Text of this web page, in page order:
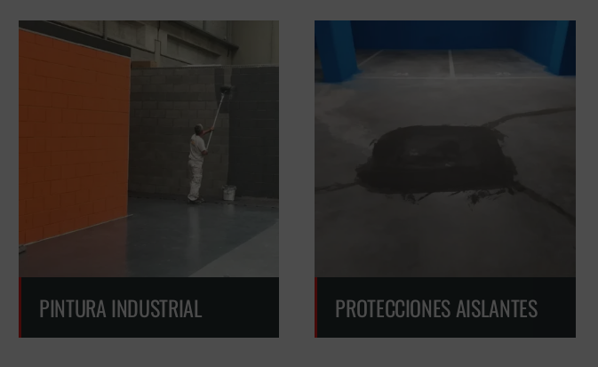
PINTURA INDUSTRIAL PROTECCIONES AISLANTES